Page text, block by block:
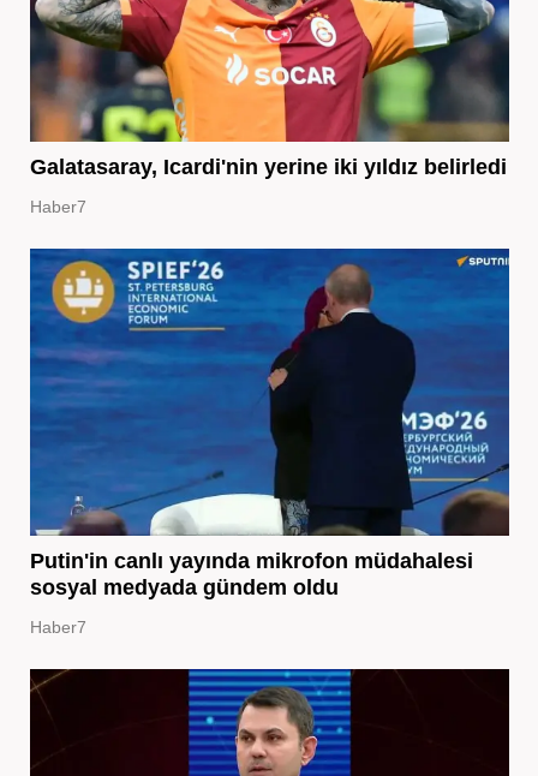
Galatasaray, Icardi'nin yerine iki yıldız belirledi
Haber7
Putin'in canlı yayında mikrofon müdahalesi
sosyal medyada gündem oldu
Haber7